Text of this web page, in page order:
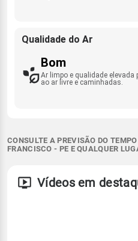
Qualidade do Ar
Bom
Ar limpo e qualidade
ao ar livre e caminhadas.
CONSULTE A PREVISÃO DO
FRANCISCO - PE E QUALQUER
Vídeos em